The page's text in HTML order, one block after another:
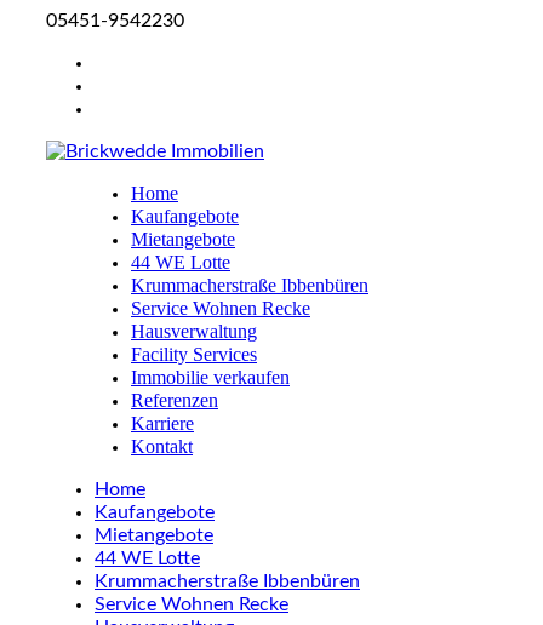
05451-9542230
Home
Kaufangebote
Mietangebote
44 WE Lotte
Krummacherstraße Ibbenbüren
Service Wohnen Recke
Hausverwaltung
Facility Services
Immobilie verkaufen
Referenzen
Karriere
Kontakt
Home
Kaufangebote
Mietangebote
44 WE Lotte
Krummacherstraße Ibbenbüren
Service Wohnen Recke